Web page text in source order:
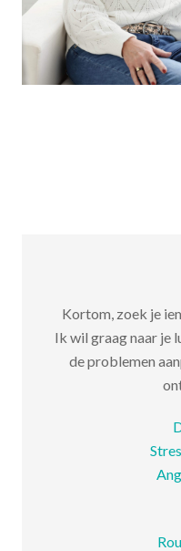
Kortom, zoek je
Ik wil graag naar je
de problemen